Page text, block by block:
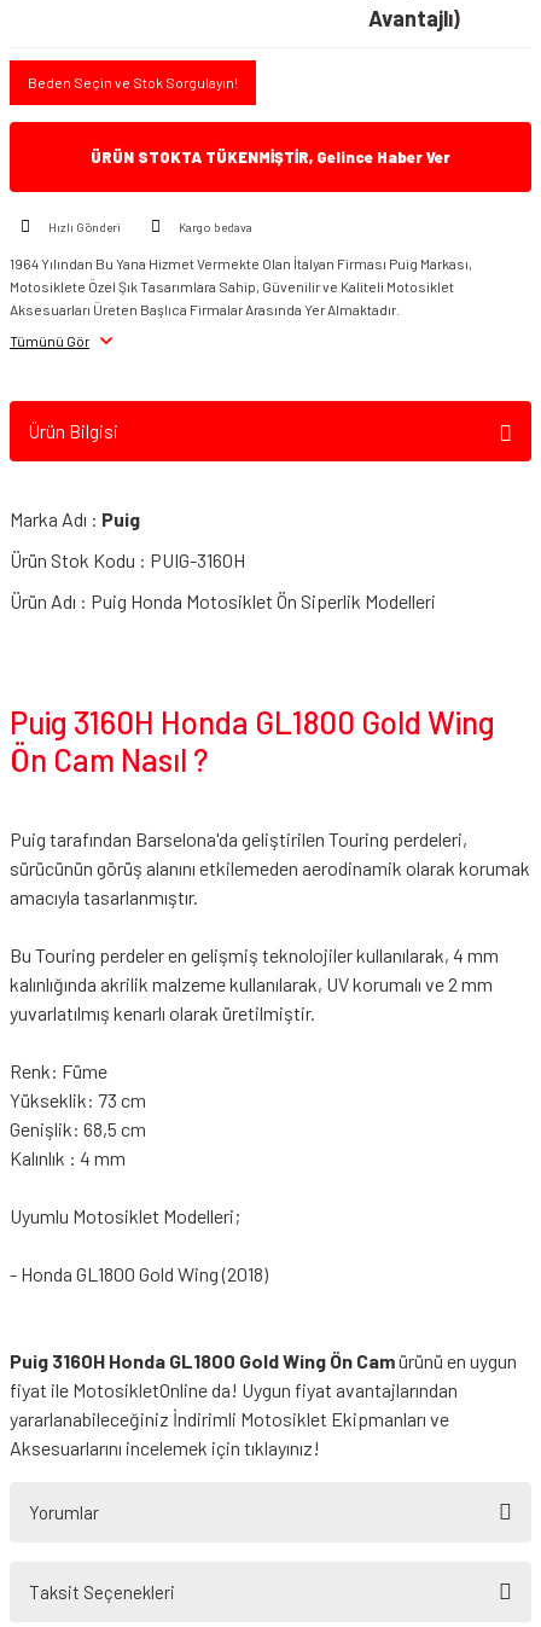
Avantajlı)
Beden Seçin ve Stok Sorgulayın!
ÜRÜN STOKTA TÜKENMİŞTİR, Gelince Haber Ver
Hızlı Gönderi Kargo bedava
1964 Yılından Bu Yana Hizmet Vermekte Olan İtalyan Firması Puig Markası,
Motosiklete Özel Şık Tasarımlara Sahip, Güvenilir ve Kaliteli Motosiklet
Aksesuarları Üreten Başlıca Firmalar Arasında Yer Almaktadır.
Tümünü Gör
Ürün Bilgisi
Marka Adı : Puig
Ürün Stok Kodu : PUIG-3160H
Ürün Adı : Puig Honda Motosiklet Ön Siperlik Modelleri
Puig 3160H Honda GL1800 Gold Wing
Ön Cam Nasıl ?
Puig tarafından Barselona'da geliştirilen Touring perdeleri,
sürücünün görüş alanını etkilemeden aerodinamik olarak korumak
amacıyla tasarlanmıştır.
Bu Touring perdeler en gelişmiş teknolojiler kullanılarak, 4 mm
kalınlığında akrilik malzeme kullanılarak, UV korumalı ve 2 mm
yuvarlatılmış kenarlı olarak üretilmiştir.
Renk: Füme
Yükseklik: 73 cm
Genişlik: 68,5 cm
Kalınlık : 4 mm
Uyumlu Motosiklet Modelleri;
- Honda GL1800 Gold Wing (2018)
Puig 3160H Honda GL1800 Gold Wing Ön Camürünü en uygun
fiyat ile MotosikletOnline da! Uygun fiyat avantajlarından
yararlanabileceğiniz İndirimli Motosiklet Ekipmanları ve
Aksesuarlarını incelemek için tıklayınız!
Yorumlar
Taksit Seçenekleri